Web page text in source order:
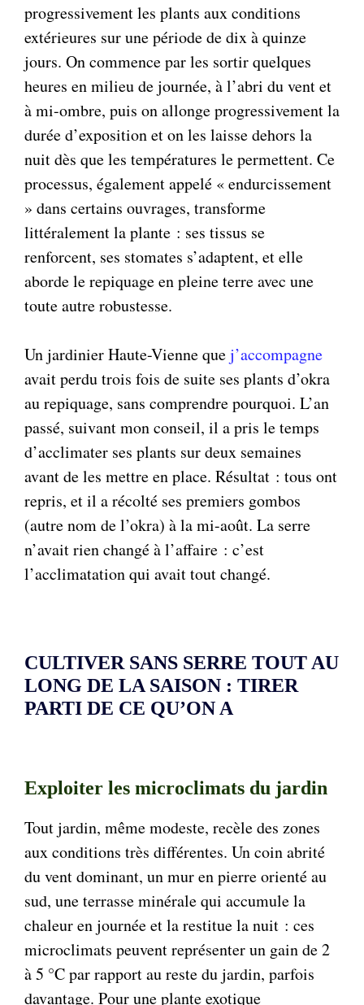
progressivement les plants aux conditions
extérieures sur une période de dix à quinze
jours. On commence par les sortir quelques
heures en milieu de journée, à l’abri du vent et
à mi-ombre, puis on allonge progressivement la
durée d’exposition et on les laisse dehors la
nuit dès que les températures le permettent. Ce
processus, également appelé « endurcissement
» dans certains ouvrages, transforme
littéralement la plante : ses tissus se
renforcent, ses stomates s’adaptent, et elle
aborde le repiquage en pleine terre avec une
toute autre robustesse.
Un jardinier Haute-Vienne quej’accompagne
avait perdu trois fois de suite ses plants d’okra
au repiquage, sans comprendre pourquoi. L’an
passé, suivant mon conseil, il a pris le temps
d’acclimater ses plants sur deux semaines
avant de les mettre en place. Résultat : tous ont
repris, et il a récolté ses premiers gombos
(autre nom de l’okra) à la mi-août. La serre
n’avait rien changé à l’affaire : c’est
l’acclimatation qui avait tout changé.
CULTIVER SANS SERRE TOUT AU
LONG DE LA SAISON : TIRER
PARTI DE CE QU’ON A
Exploiter les microclimats du jardin
Tout jardin, même modeste, recèle des zones
aux conditions très différentes. Un coin abrité
du vent dominant, un mur en pierre orienté au
sud, une terrasse minérale qui accumule la
chaleur en journée et la restitue la nuit : ces
microclimats peuvent représenter un gain de 2
à 5 °C par rapport au reste du jardin, parfois
davantage. Pour une plante exotique